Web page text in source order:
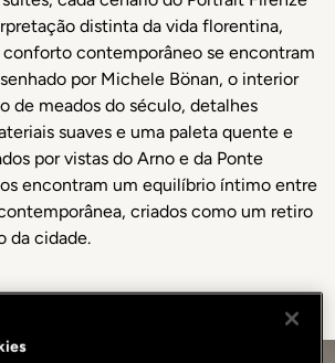
distinta da vida florentina,
contemporâneo se encontram
por Michele Bönan, o interior
de meados do século, detalhes
suaves e uma paleta quente e
por vistas do Arno e da Ponte
encontram um equilíbrio íntimo entre
criados como um retiro
da cidade.